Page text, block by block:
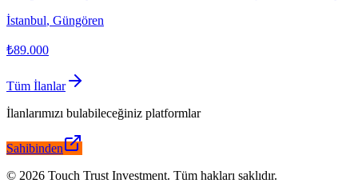
İstanbul, Güngören
₺89.000
Tüm İlanlar
İlanlarımızı bulabileceğiniz platformlar
Sahibinden
© 2026 Touch Trust Investment. Tüm hakları saklıdır.